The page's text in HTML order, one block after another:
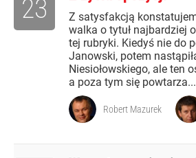
Z satysfakcją
walka o tytuł najbardziej
tej rubryki. Kiedyś nie do
Janowski, potem
Niesiołowskiego, ale ten
a poza tym się
23
Robert Mazurek